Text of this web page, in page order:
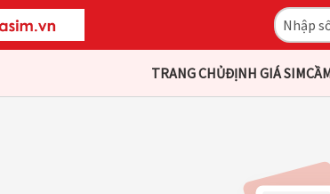
TRANG CHỦĐỊNH GIÁ SIM